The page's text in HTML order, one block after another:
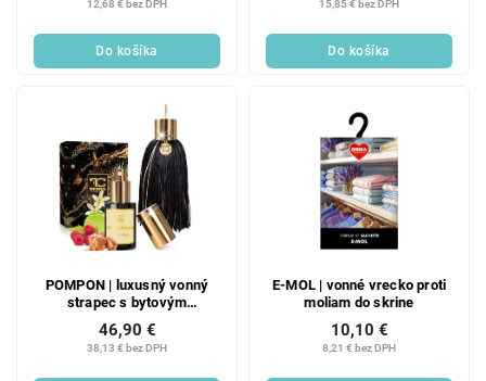
12,68 € bez DPH
Do košíka
15,85 € bez DPH
Do košíka
POMPON | luxusný vonný
strapec s bytovým
parfémom | OSAKA
SHIGURE | PARFUMIA®
38,13 € bez DPH
46,90 €
E-MOL | vonné vrecko proti
moliam do skrine
8,21 € bez DPH
10,10 €